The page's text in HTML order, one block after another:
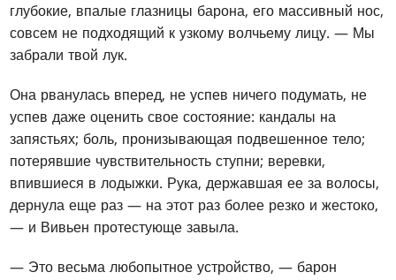
глубокие, впалые глазницы барона, его массивный нос,
совсем не подходящий к узкому волчьему лицу. — Мы
забрали твой лук.
Она рванулась вперед, не успев ничего подумать, не
успев даже оценить свое состояние: кандалы на
запястьях; боль, пронизывающая подвешенное тело;
потерявшие чувствительность ступни; веревки,
впившиеся в лодыжки. Рука, державшая ее за волосы,
дернула еще раз — на этот раз более резко и жестоко,
— и Вивьен протестующе завыла.
— Это весьма любопытное устройство, — барон